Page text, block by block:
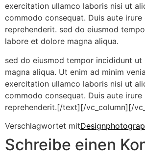
exercitation ullamco laboris nisi ut
commodo consequat. Duis aute
reprehenderit. sed do eiusmod
labore et dolore magna aliqua.
sed do eiusmod tempor incididunt
magna aliqua. Ut enim ad minim
exercitation ullamco laboris nisi ut
commodo consequat. Duis aute
reprehenderit.[/text][/vc_column][/
Verschlagwortet mitDesign
Schreibe einen